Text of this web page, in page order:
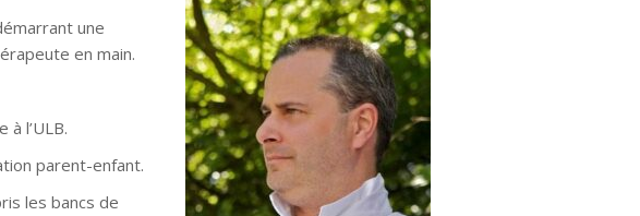
une
en main.
l’ULB.
parent-enfant.
les bancs de